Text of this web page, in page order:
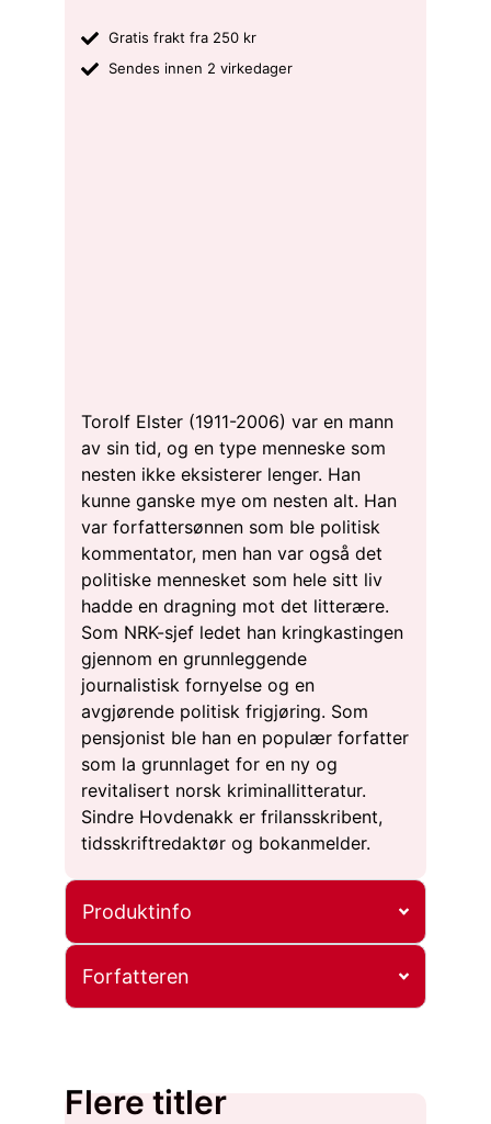
Gratis frakt fra 250 kr
Sendes innen 2 virkedager
Torolf Elster (1911-2006) var en mann
av sin tid, og en type menneske som
nesten ikke eksisterer lenger. Han
kunne ganske mye om nesten alt. Han
var forfattersønnen som ble politisk
kommentator, men han var også det
politiske mennesket som hele sitt liv
hadde en dragning mot det litterære.
Som NRK-sjef ledet han kringkastingen
gjennom en grunnleggende
journalistisk fornyelse og en
avgjørende politisk frigjøring. Som
pensjonist ble han en populær forfatter
som la grunnlaget for en ny og
revitalisert norsk kriminallitteratur.
Sindre Hovdenakk er frilansskribent,
tidsskriftredaktør og bokanmelder.
Produktinfo
Forfatteren
Flere titler